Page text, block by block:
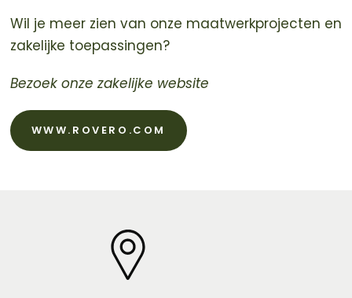
Wil je meer zien van onze maatwerkprojecten en
zakelijke toepassingen?
Bezoek onze zakelijke website
WWW.ROVERO.COM